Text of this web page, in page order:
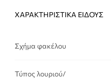
ΧΑΡΑΚΤΗΡΙΣΤΙΚΆ ΕΊΔΟΥΣ
Σχήμα φακέλου
Τύπος λουριού/